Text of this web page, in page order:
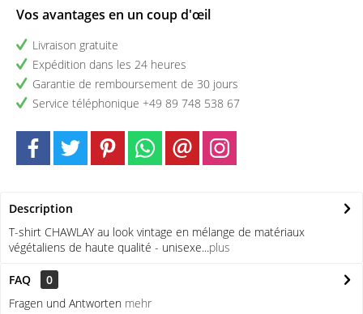
Vos avantages en un coup d'œil
Livraison gratuite
Expédition dans les 24 heures
Garantie de remboursement de 30 jours
Service téléphonique +49 89 748 538 67
Description
T-shirt CHAWLAY au look vintage en mélange de matériaux
végétaliens de haute qualité - unisexe...plus
FAQ
0
Fragen und Antworten mehr